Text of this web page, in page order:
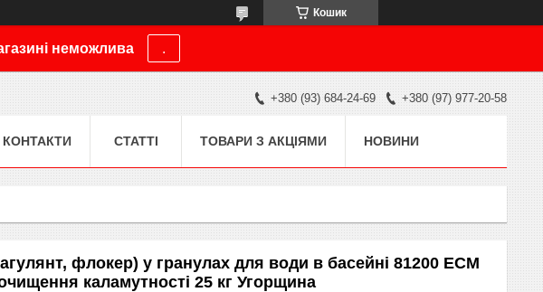
Кошик
неможлива .
+380 (93) 684-24-69 +380 (97) 977-20-58
КОНТАКТИ СТАТТІ ТОВАРИ З АКЦІЯМИ НОВИНИ
флокер) у гранулах для води в басейні 81200 ECM
каламутності 25 кг Угорщина